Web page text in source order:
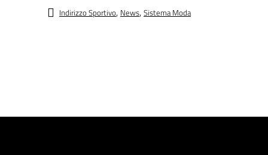
Indirizzo Sportivo, News, Sistema Moda